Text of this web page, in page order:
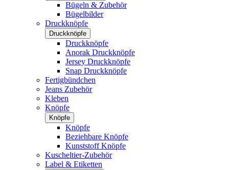
Bügeln & Zubehör
Bügelbilder
Druckknöpfe
Druckknöpfe
Druckknöpfe
Anorak Druckknöpfe
Jersey Druckknöpfe
Snap Druckknöpfe
Fertigbündchen
Jeans Zubehör
Kleben
Knöpfe
Knöpfe
Knöpfe
Beziehbare Knöpfe
Kunststoff Knöpfe
Kuscheltier-Zubehör
Label & Etiketten